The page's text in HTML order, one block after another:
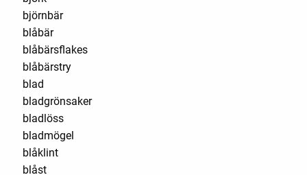
björnbär
blåbär
blåbärsflakes
blåbärstry
blad
bladgrönsaker
bladlöss
bladmögel
blåklint
blåst